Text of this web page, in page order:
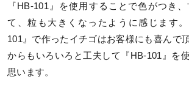
『HB-101』を使用することで色がつき
て、粒も大きくなったように感じます
101』で作ったイチゴはお客様にも喜んで
からもいろいろと工夫して『HB-101』を
思います。